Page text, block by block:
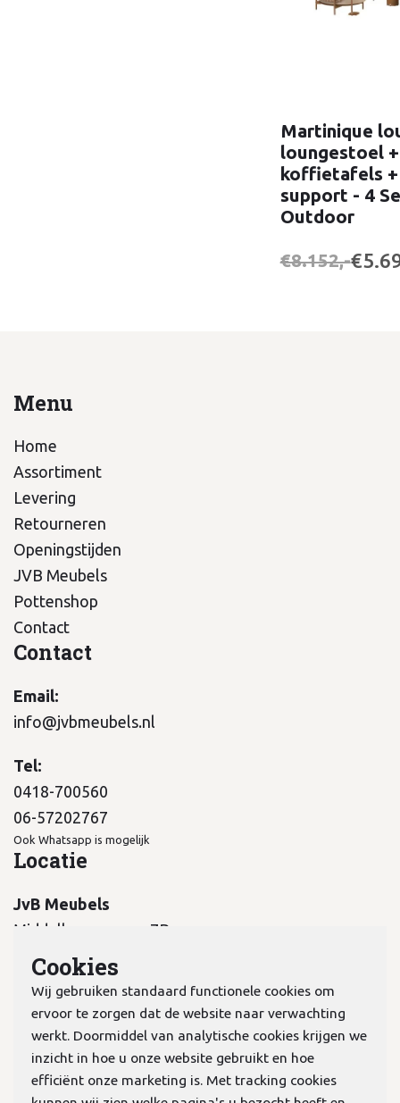
Martinique
loungestoel
koffietafels
support - 4
Outdoor
€8.152,-
Menu
Home
Assortiment
Levering
Retourneren
Openingstijden
JVB Meubels
Pottenshop
Contact
Contact
Email:
info@jvbmeubels.nl
Tel:
0418-700560
06-57202767
Ook Whatsapp is mogelijk
Locatie
JvB Meubels
Middelkampseweg 7B
5311 PC Gameren
KvK:70978298
Cookies
Wij gebruiken standaard functionele cookies om
ervoor te zorgen dat de website naar verwachting
werkt. Doormiddel van analytische cookies krijgen we
inzicht in hoe u onze website gebruikt en hoe
efficiënt onze marketing is. Met tracking cookies